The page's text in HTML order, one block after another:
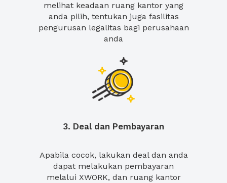
melihat keadaan ruang kantor yang
anda pilih, tentukan juga fasilitas
pengurusan legalitas bagi perusahaan
anda
3. Deal dan Pembayaran
Apabila cocok, lakukan deal dan anda
dapat melakukan pembayaran
melalui XWORK, dan ruang kantor